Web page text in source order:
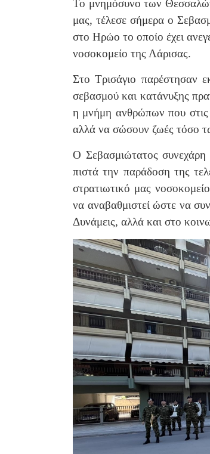
Το μνημόσυνο των
μας, τέλεσε σήμερα ο
στο Ηρώο το οποίο έχει
νοσοκομείο της Λάρισας.
Στο Τρισάγιο παρέστησαν
σεβασμού και κατάνυξης
η μνήμη ανθρώπων που στις
αλλά να σώσουν ζωές τόσο
Ο Σεβασμιώτατος συνεχάρη
πιστά την παράδοση της
στρατιωτικό μας
να αναβαθμιστεί ώστε να
Δυνάμεις, αλλά και στο